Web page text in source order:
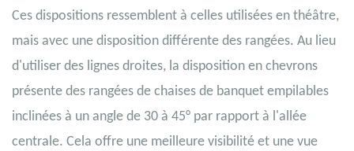
Ces dispositions ressemblent à celles utilisées en théâtre,
mais avec une disposition différente des rangées. Au lieu
d'utiliser des lignes droites, la disposition en chevrons
présente des rangées de chaises de banquet empilables
inclinées à un angle de 30 à 45° par rapport à l'allée
centrale. Cela offre une meilleure visibilité et une vue